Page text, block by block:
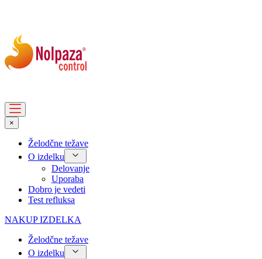
×
Želodčne težave
O izdelku
Delovanje
Uporaba
Dobro je vedeti
Test refluksa
NAKUP IZDELKA
Želodčne težave
O izdelku